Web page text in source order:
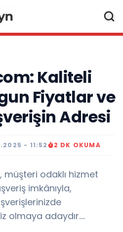
Kaliteli
Fiyatlar ve
Adresi
- 11:52 2 DK OKUMA
müşteri odaklı hizmet
imkânıyla,
olmaya adaydır….